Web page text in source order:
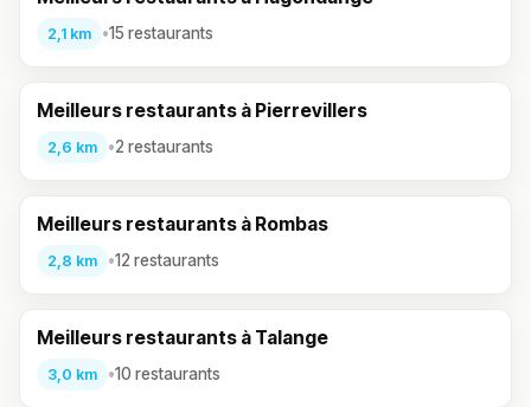
2,1 km •15 restaurants
Meilleurs restaurants à Pierrevillers
2,6 km •2 restaurants
Meilleurs restaurants à Rombas
2,8 km •12 restaurants
Meilleurs restaurants à Talange
3,0 km •10 restaurants